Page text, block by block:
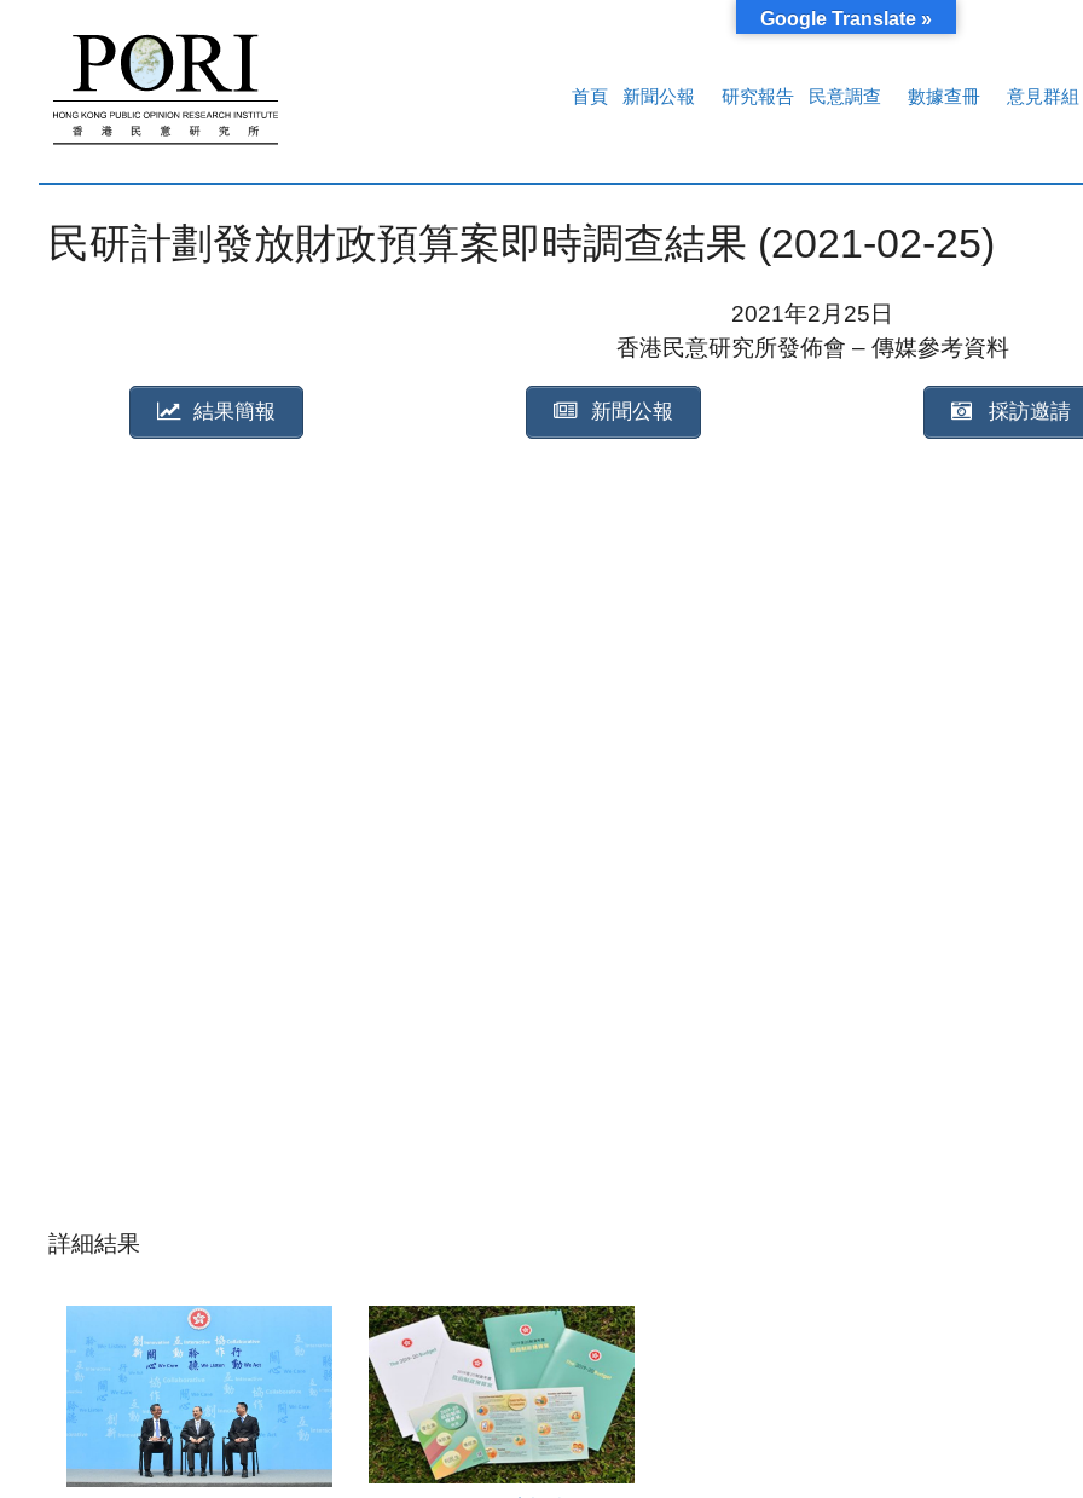
首頁
新聞公報 研究報告 民意調查 數據查冊 意見群組
民研計劃發放財政預算案即時調查結果 (2021-02-25)
2021年2月25日
香港民意研究所發佈會 – 傳媒參考資料
結果簡報 新聞公報 採訪邀請
詳細結果
Google Translate »